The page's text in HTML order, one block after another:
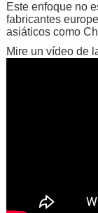
Este enfoque no
fabricantes
asiáticos como
Mire un vídeo de